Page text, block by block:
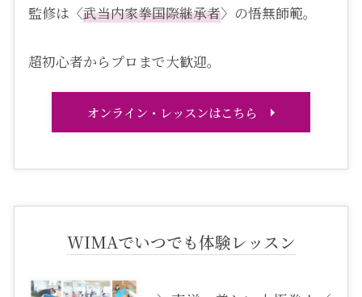
監修は〈武当内家拳国際継承者〉の悟無師範。
超初心者からプロまで大歓迎。
オンライン・レッスンはこちら
WIMAでいつでも体験レッスン